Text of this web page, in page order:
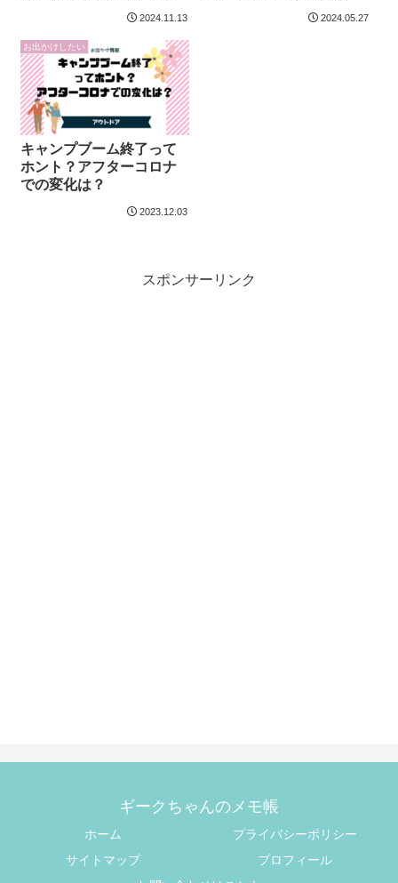
ウトドアにも使える？
2024.11.13 2024.05.27
お出かけしたい
キャンプブーム終了って
ホント？アフターコロナ
での変化は？
2023.12.03
スポンサーリンク
ギークちゃんのメモ帳
ホーム
プライバシーポリシー
サイトマップ
プロフィール